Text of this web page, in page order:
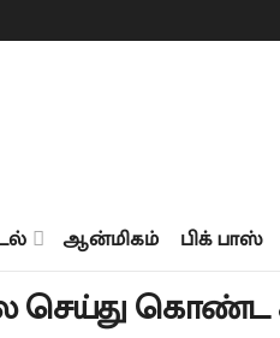
ஆன்மிகம் பிக் பாஸ்
கொண்ட